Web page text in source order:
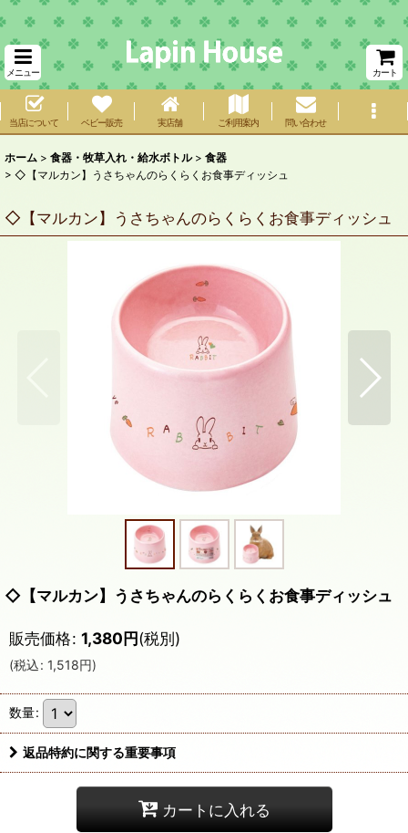
メニュー カート
当店について ベビー販売 実店舗 ご利用案内 問い合わせ
ホーム > 食器・牧草入れ・給水ボトル > 食器
> ◇【マルカン】うさちゃんのらくらくお食事ディッシュ
◇【マルカン】うさちゃんのらくらくお食事ディッシュ
◇【マルカン】うさちゃんのらくらくお食事ディッシュ
販売価格: 1,380円(税別)
(税込: 1,518円)
数量:
返品特約に関する重要事項
カートに入れる